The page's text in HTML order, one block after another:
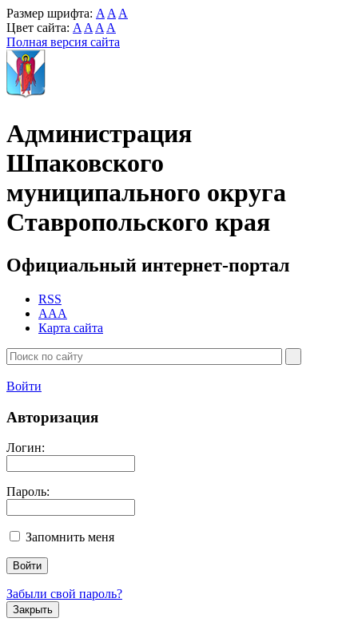
Размер шрифта: A A A
Цвет сайта: A A A A
Полная версия сайта
Администрация
Шпаковского
муниципального округа
Ставропольского края
Официальный интернет-портал
RSS
AAA
Карта сайта
Войти
Авторизация
Логин:
Пароль:
Запомнить меня
Забыли свой пароль?
Закрыть